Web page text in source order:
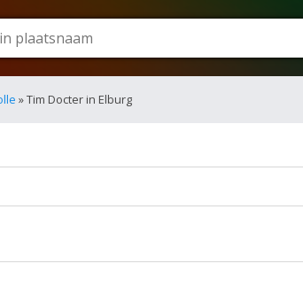
» Tim Docter in Elburg